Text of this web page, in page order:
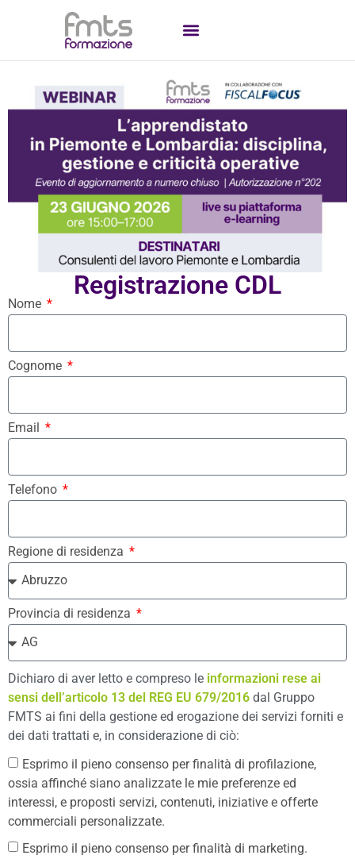
Registrazione CDL
Nome
Cognome
Email
Telefono
Regione di residenza
Provincia di residenza
Dichiaro di aver letto e compreso le informazioni rese ai
sensi dell’articolo 13 del REG EU 679/2016 dal Gruppo
FMTS ai fini della gestione ed erogazione dei servizi forniti e
dei dati trattati e, in considerazione di ciò:
Esprimo il pieno consenso per finalità di profilazione,
ossia affinché siano analizzate le mie preferenze ed
interessi, e proposti servizi, contenuti, iniziative e offerte
commerciali personalizzate.
Esprimo il pieno consenso per finalità di marketing.